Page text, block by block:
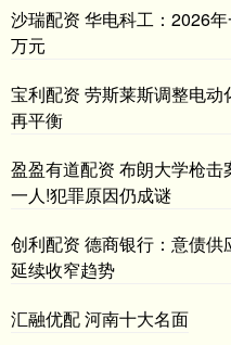
沙瑞配资 华电科工：2026
万元
宝利配资 劳斯莱斯调整电
再平衡
盈盈有道配资 布朗大学枪
一人!犯罪原因仍成谜
创利配资 德商银行：意债
延续收窄趋势
汇融优配 河南十大名面